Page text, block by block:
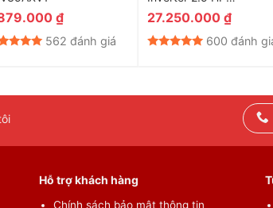
₫
562 đánh giá
FTHF60VVMV
27.250.000 ₫
600 đánh
Hỗ trợ khách hàng
Chính sách bảo mật thông tin